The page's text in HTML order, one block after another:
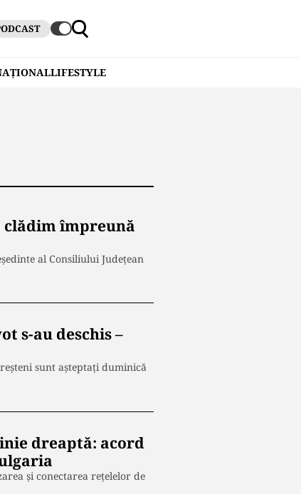
LIFESTYLE
clădim împreună
al Consiliului Județean
s-au deschis –
sunt așteptați duminică
dreaptă: acord
și conectarea rețelelor de